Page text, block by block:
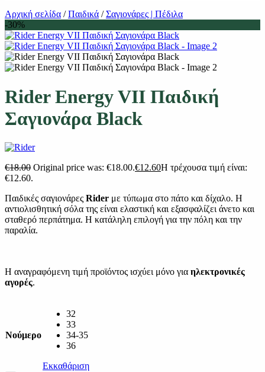
Αρχική σελίδα / Παιδικά / Σαγιονάρες | Πέδιλα
-30%
Rider Energy VII Παιδική
Σαγιονάρα Black
€18.00 Original price was: €18.00.€12.60Η τρέχουσα τιμή είναι:
€12.60.
Παιδικές σαγιονάρες Rider με τύπωμα στο πάτο και δίχαλο. Η
αντιολισθητική σόλα της είναι ελαστική και εξασφαλίζει άνετο και
σταθερό περπάτημα. Η κατάληλη επιλογή για την πόλη και την
παραλία.
Η αναγραφόμενη τιμή προϊόντος ισχύει μόνο για ηλεκτρονικές
αγορές.
Νούμερο
32
33
34-35
36
Εκκαθάριση